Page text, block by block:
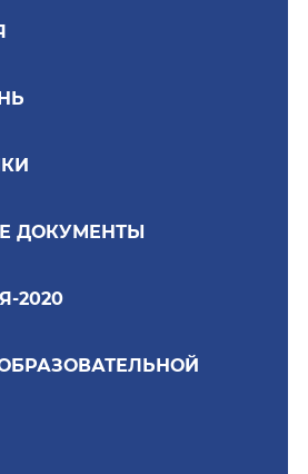
ДОКУМЕНТЫ
2020